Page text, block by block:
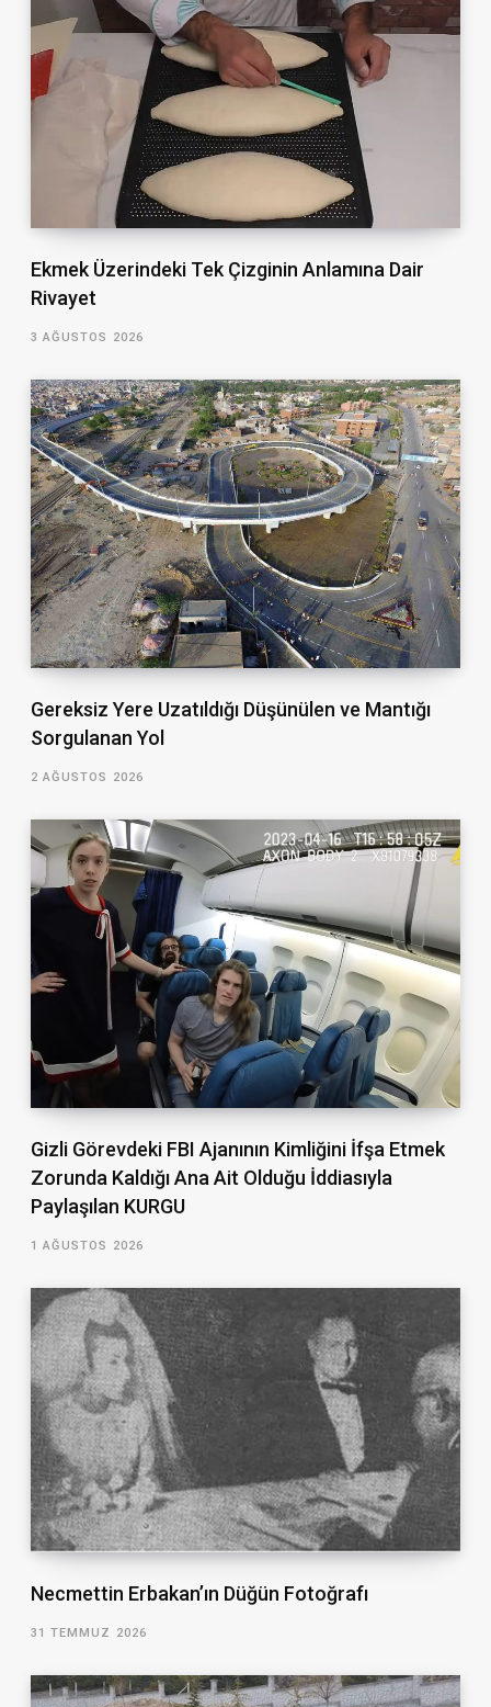
Ekmek Üzerindeki Tek Çizginin Anlamına Dair
Rivayet
3 AĞUSTOS 2026
Gereksiz Yere Uzatıldığı Düşünülen ve Mantığı
Sorgulanan Yol
2 AĞUSTOS 2026
Gizli Görevdeki FBI Ajanının Kimliğini İfşa Etmek
Zorunda Kaldığı Ana Ait Olduğu İddiasıyla
Paylaşılan KURGU
1 AĞUSTOS 2026
Necmettin Erbakan’ın Düğün Fotoğrafı
31 TEMMUZ 2026